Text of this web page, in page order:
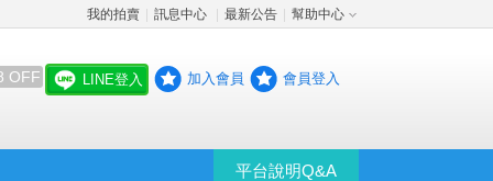
我的拍賣 訊息中心 最新公告 幫助中心
OFF LINE登入 加入會員 會員登入
平台說明Q&A